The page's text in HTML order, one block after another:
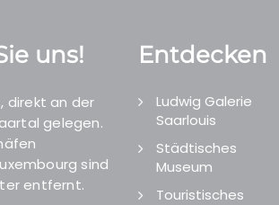
uns!
direkt an der
gelegen.
sind
entfernt.
Entdecken
Ludwig Galerie
Saarlouis
Städtisches
Museum
Touristisches